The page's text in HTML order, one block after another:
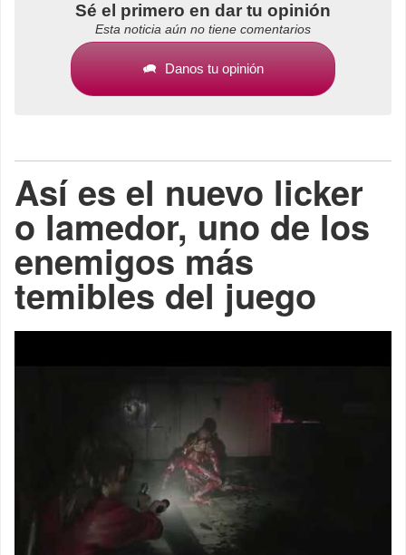
Sé el primero en dar tu opinión
Esta noticia aún no tiene comentarios
Danos tu opinión
Así es el nuevo licker
o lamedor, uno de los
enemigos más
temibles del juego